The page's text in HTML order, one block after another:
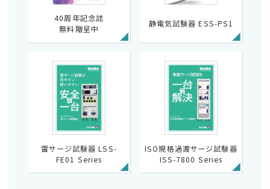
40周年記念誌
無料贈呈中
静電気試験器 ESS-PS1
雷サージ試験器 LSS-
FE01 Series
ISO規格過渡サージ試験器
ISS-7800 Series